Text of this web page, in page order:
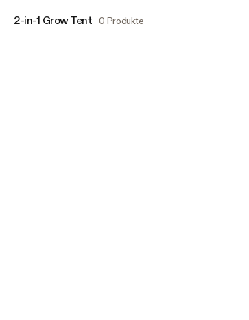
2-in-1 Grow Tent 0 Produkte